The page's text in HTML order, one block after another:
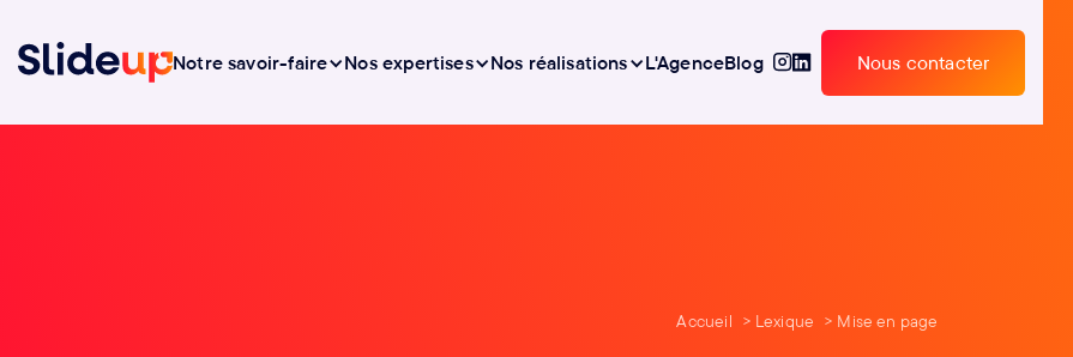
Notre savoir-faire Nos expertises Nos réalisations L'AgenceBlog
Nous contacter
Accueil Lexique Mise en page